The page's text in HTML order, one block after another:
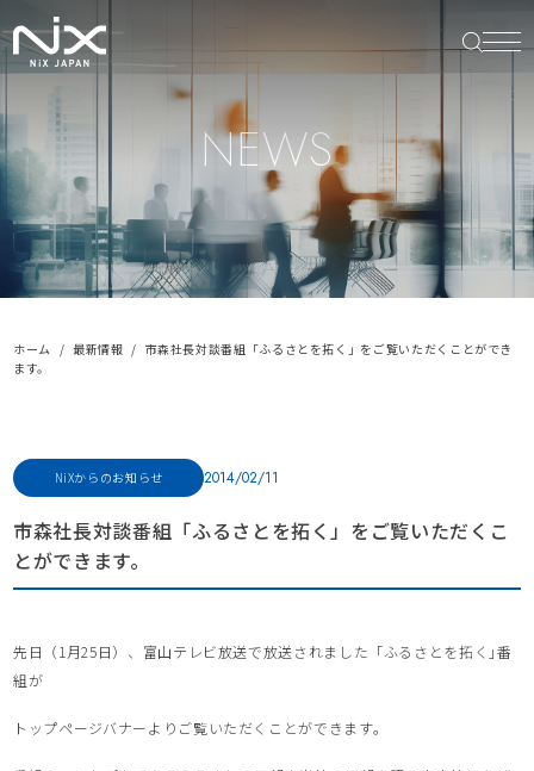
NEWS
ホーム 最新情報
市森社長対談番組「ふるさとを拓く」をご覧いただくことができ
ます。
NiXからのお知らせ 2014/02/11
市森社長対談番組「ふるさとを拓く」をご覧いただくこ
とができます。
先日（1月25日）、富山テレビ放送で放送されました「ふるさとを拓く｣番
組が
トップページバナーよりご覧いただくことができます。